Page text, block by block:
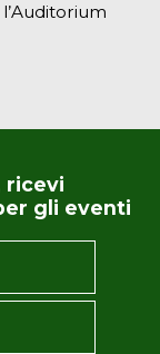
ricevi
gli eventi